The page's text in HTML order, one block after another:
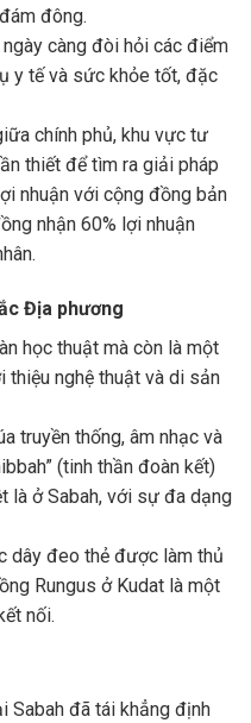
đông.
ngày càng đòi hỏi các điểm
y tế và sức khỏe tốt, đặc
chính phủ, khu vực tư
thiết để tìm ra giải pháp
nhuận với cộng đồng bản
nhận 60% lợi nhuận
Địa phương
học thuật mà còn là một
thiệu nghệ thuật và di sản
truyền thống, âm nhạc và
(tinh thần đoàn kết)
là ở Sabah, với sự đa dạng
dây đeo thẻ được làm thủ
Rungus ở Kudat là một
nối.
Sabah đã tái khẳng định